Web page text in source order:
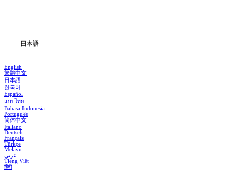
日本語
English
繁體中文
日本語
한국어
Español
แบบไทย
Bahasa Indonesia
Português
简体中文
Italiano
Deutsch
Français
Türkçe
Melayu
عربي
Tiếng Việt
हिंदी